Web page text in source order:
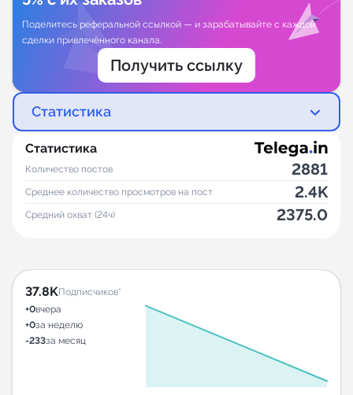
Поделитесь реферальной ссылкой — и зарабатывайте с каждой
сделки привлечённого канала.
Получить ссылку
Статистика
Статистика
Количество постов 2881
Среднее количество просмотров на пост 2.4K
Средний охват (24ч) 2375.0
37.8KПодписчиков*
+0вчера
+0за неделю
-233за месяц